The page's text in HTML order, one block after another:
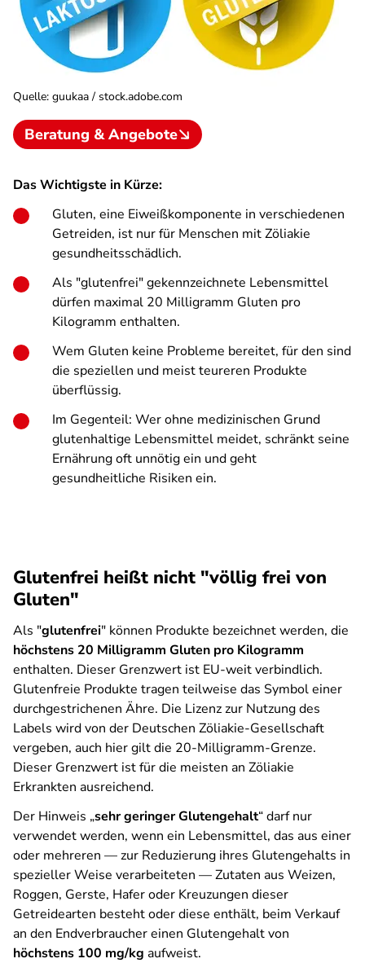
Quelle: guukaa / stock.adobe.com
Beratung & Angebote
Das Wichtigste in Kürze:
Gluten, eine Eiweißkomponente in verschiedenen
Getreiden, ist nur für Menschen mit Zöliakie
gesundheitsschädlich.
Als "glutenfrei" gekennzeichnete Lebensmittel
dürfen maximal 20 Milligramm Gluten pro
Kilogramm enthalten.
Wem Gluten keine Probleme bereitet, für den sind
die speziellen und meist teureren Produkte
überflüssig.
Im Gegenteil: Wer ohne medizinischen Grund
glutenhaltige Lebensmittel meidet, schränkt seine
Ernährung oft unnötig ein und geht
gesundheitliche Risiken ein.
Glutenfrei heißt nicht "völlig frei von
Gluten"
Als "glutenfrei" können Produkte bezeichnet werden, die
höchstens 20 Milligramm Gluten pro Kilogramm
enthalten. Dieser Grenzwert ist EU-weit verbindlich.
Glutenfreie Produkte tragen teilweise das Symbol einer
durchgestrichenen Ähre. Die Lizenz zur Nutzung des
Labels wird von der Deutschen Zöliakie-Gesellschaft
vergeben, auch hier gilt die 20-Milligramm-Grenze.
Dieser Grenzwert ist für die meisten an Zöliakie
Erkrankten ausreichend.
Der Hinweis „sehr geringer Glutengehalt“ darf nur
verwendet werden, wenn ein Lebensmittel, das aus einer
oder mehreren — zur Reduzierung ihres Glutengehalts in
spezieller Weise verarbeiteten — Zutaten aus Weizen,
Roggen, Gerste, Hafer oder Kreuzungen dieser
Getreidearten besteht oder diese enthält, beim Verkauf
an den Endverbraucher einen Glutengehalt von
höchstens 100 mg/kg aufweist.